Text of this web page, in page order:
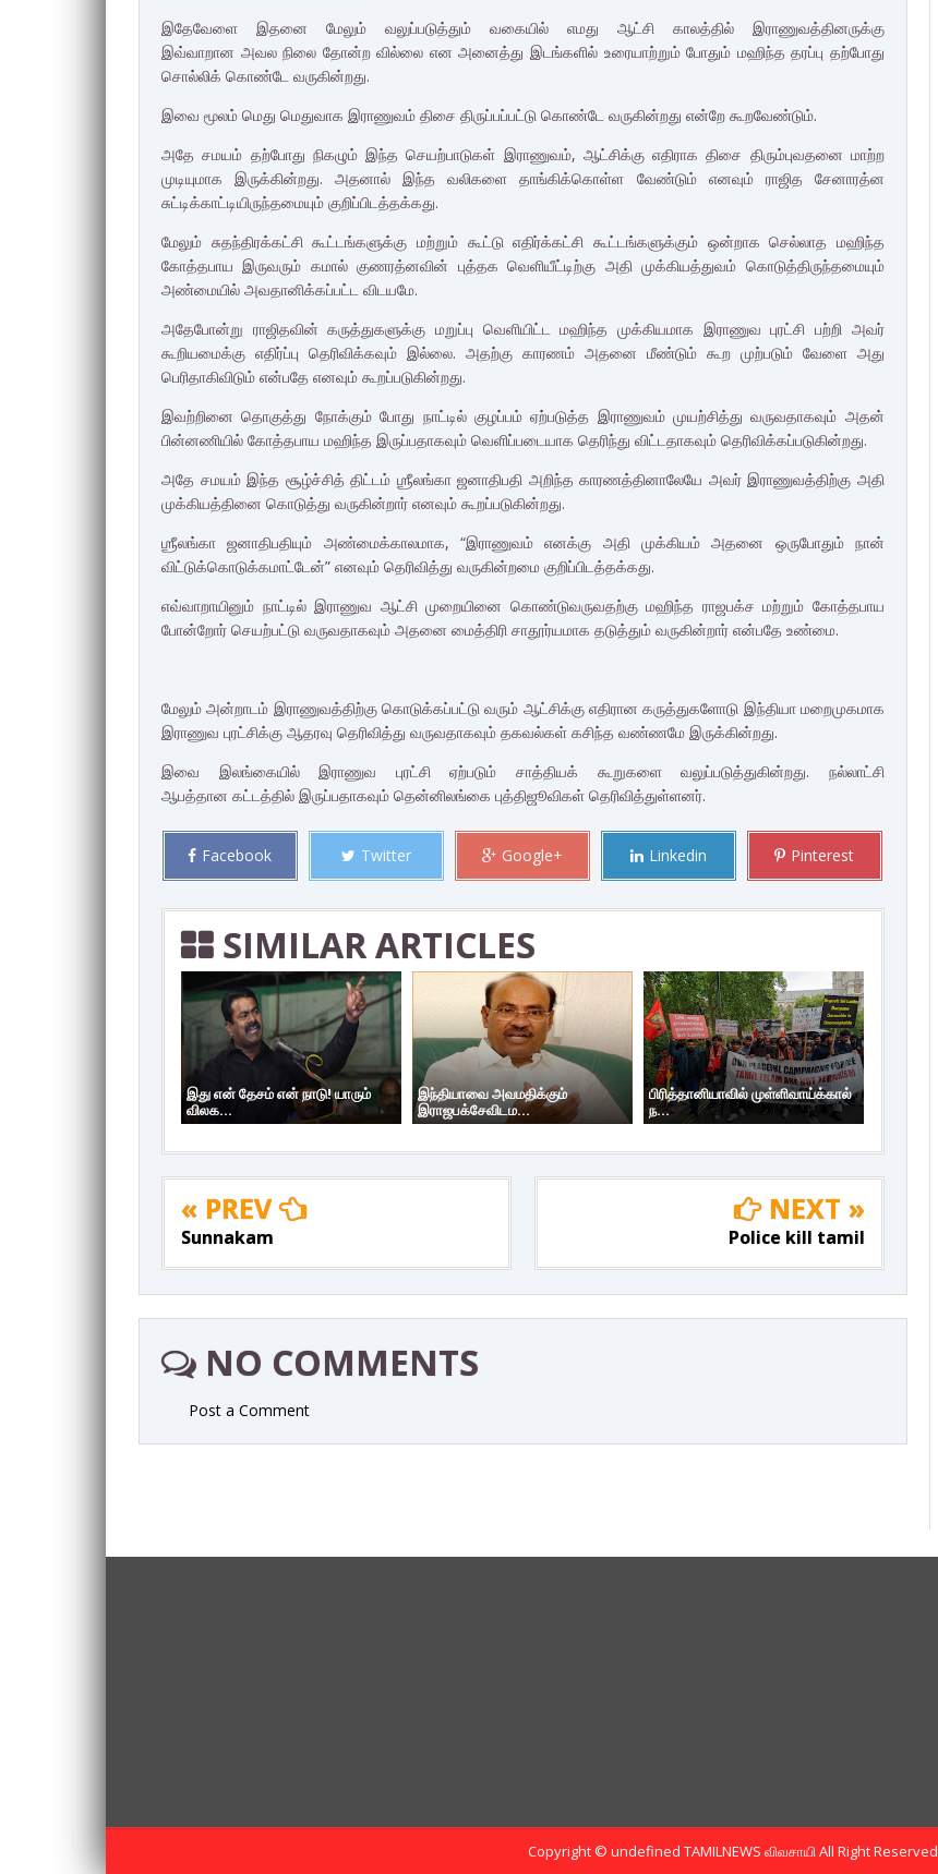
இதேவேளை இதனை மேலும் வலுப்படுத்தும் வகையில் எமது ஆட்சி காலத்தில் இராணுவத்தினருக்கு
இவ்வாறான அவல நிலை தோன்ற வில்லை என அனைத்து இடங்களில் உரையாற்றும் போதும் மஹிந்த தரப்பு தற்போது
சொல்லிக் கொண்டே வருகின்றது.
இவை மூலம் மெது மெதுவாக இராணுவம் திசை திருப்பப்பட்டு கொண்டே வருகின்றது என்றே கூறவேண்டும்.
அதே சமயம் தற்போது நிகழும் இந்த செயற்பாடுகள் இராணுவம், ஆட்சிக்கு எதிராக திசை திரும்புவதனை மாற்ற
முடியுமாகஇருக்கின்றது. அதனால் இந்த வலிகளை தாங்கிக்கொள்ள வேண்டும் எனவும் ராஜித சேனாரத்ன
சுட்டிக்காட்டியிருந்தமையும் குறிப்பிடத்தக்கது.
மேலும் சுதந்திரக்கட்சி கூட்டங்களுக்கு மற்றும் கூட்டு எதிர்க்கட்சி கூட்டங்களுக்கும் ஒன்றாக செல்லாத மஹிந்த
கோத்தபாய இருவரும் கமால் குணரத்னவின் புத்தக வெளியீட்டிற்கு அதி முக்கியத்துவம் கொடுத்திருந்தமையும்
அண்மையில் அவதானிக்கப்பட்ட விடயமே.
அதேபோன்று ராஜிதவின் கருத்துகளுக்கு மறுப்பு வெளியிட்டமஹிந்த முக்கியமாக இராணுவ புரட்சி பற்றி அவர்
கூறியமைக்கு எதிர்ப்பு தெரிவிக்கவும் இல்லை. அதற்கு காரணம் அதனை மீண்டும் கூற முற்படும் வேளை அது
பெரிதாகிவிடும் என்பதே எனவும் கூறப்படுகின்றது.
இவற்றினை தொகுத்து நோக்கும் போது நாட்டில் குழப்பம் ஏற்படுத்த இராணுவம் முயற்சித்து வருவதாகவும் அதன்
பின்னணியில் கோத்தபாய மஹிந்த இருப்பதாகவும் வெளிப்படையாக தெரிந்து விட்டதாகவும் தெரிவிக்கப்படுகின்றது.
அதே சமயம் இந்த சூழ்ச்சித் திட்டம் ஶ்ரீலங்கா ஜனாதிபதி அறிந்தகாரணத்தினாலேயே அவர் இராணுவத்திற்கு அதி
முக்கியத்தினை கொடுத்து வருகின்றார் எனவும் கூறப்படுகின்றது.
ஶ்ரீலங்கா ஜனாதிபதியும் அண்மைக்காலமாக, “இராணுவம் எனக்கு அதி முக்கியம்அதனை ஒருபோதும் நான்
விட்டுக்கொடுக்கமாட்டேன்” எனவும் தெரிவித்து வருகின்றமை குறிப்பிடத்தக்கது.
எவ்வாறாயினும் நாட்டில் இராணுவ ஆட்சி முறையினை கொண்டுவருவதற்குமஹிந்த ராஜபக்ச மற்றும் கோத்தபாய
போன்றோர் செயற்பட்டு வருவதாகவும் அதனை மைத்திரி சாதூர்யமாக தடுத்தும் வருகின்றார் என்பதே உண்மை.
மேலும் அன்றாடம் இராணுவத்திற்கு கொடுக்கப்பட்டு வரும் ஆட்சிக்கு எதிரான கருத்துகளோடு இந்தியா மறைமுகமாக
இராணுவ புரட்சிக்கு ஆதரவு தெரிவித்து வருவதாகவும் தகவல்கள் கசிந்த வண்ணமே இருக்கின்றது.
இவை இலங்கையில் இராணுவ புரட்சி ஏற்படும்சாத்தியக் கூறுகளை வலுப்படுத்துகின்றது. நல்லாட்சி
ஆபத்தான கட்டத்தில் இருப்பதாகவும் தென்னிலங்கை புத்திஜூவிகள் தெரிவித்துள்ளனர்.
Facebook Twitter Google+ Linkedin Pinterest
SIMILAR ARTICLES
இது என் தேசம் என் நாடு! யாரும்
விலக...
இந்தியாவை அவமதிக்கும்
இராஜபக்சேவிடம...
பிரித்தானியாவில் முள்ளிவாய்க்கால்
ந...
« PREV
Sunnakam
NEXT »
Police kill tamil
NO COMMENTS
Post a Comment
Copyright © undefined TAMILNEWS விவசாயி All Right Reserved